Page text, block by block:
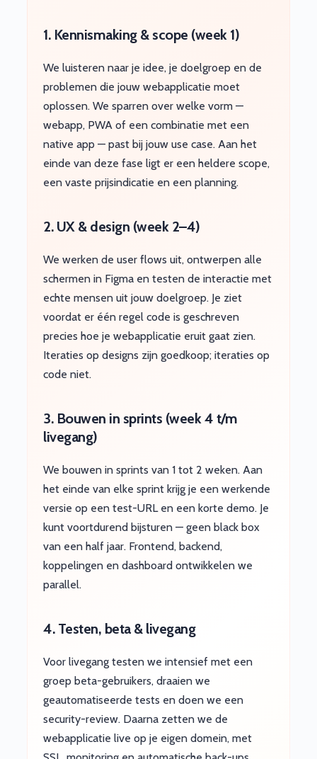
1. Kennismaking & scope (week 1)
We luisteren naar je idee, je doelgroep en de
problemen die jouw webapplicatie moet
oplossen. We sparren over welke vorm —
webapp, PWA of een combinatie met een
native app — past bij jouw use case. Aan het
einde van deze fase ligt er een heldere scope,
een vaste prijsindicatie en een planning.
2. UX & design (week 2–4)
We werken de user flows uit, ontwerpen alle
schermen in Figma en testen de interactie met
echte mensen uit jouw doelgroep. Je ziet
voordat er één regel code is geschreven
precies hoe je webapplicatie eruit gaat zien.
Iteraties op designs zijn goedkoop; iteraties op
code niet.
3. Bouwen in sprints (week 4 t/m
livegang)
We bouwen in sprints van 1 tot 2 weken. Aan
het einde van elke sprint krijg je een werkende
versie op een test-URL en een korte demo. Je
kunt voortdurend bijsturen — geen black box
van een half jaar. Frontend, backend,
koppelingen en dashboard ontwikkelen we
parallel.
4. Testen, beta & livegang
Voor livegang testen we intensief met een
groep beta-gebruikers, draaien we
geautomatiseerde tests en doen we een
security-review. Daarna zetten we de
webapplicatie live op je eigen domein, met